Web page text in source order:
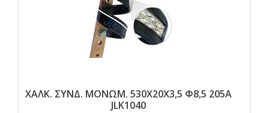
ΧΑΛΚ. ΣΥΝΔ. ΜΟΝΩΜ. 530Χ20Χ3,5 Φ8,5 205Α
JLK1040